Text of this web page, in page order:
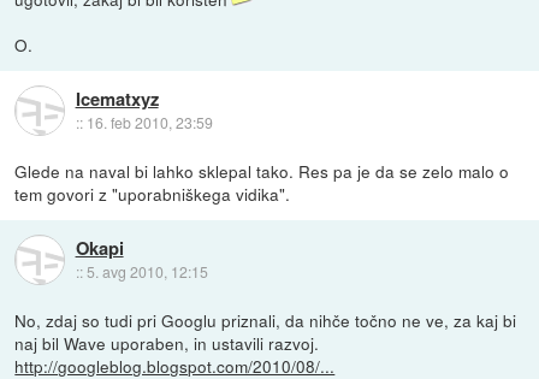
O.
Icematxyz
:: 16. feb 2010, 23:59
Glede na naval bi lahko sklepal tako. Res pa je da se zelo malo o
tem govori z "uporabniškega vidika".
Okapi
:: 5. avg 2010, 12:15
No, zdaj so tudi pri Googlu priznali, da nihče točno ne ve, za kaj bi
naj bil Wave uporaben, in ustavili razvoj.
http://googleblog.blogspot.com/2010/08/...